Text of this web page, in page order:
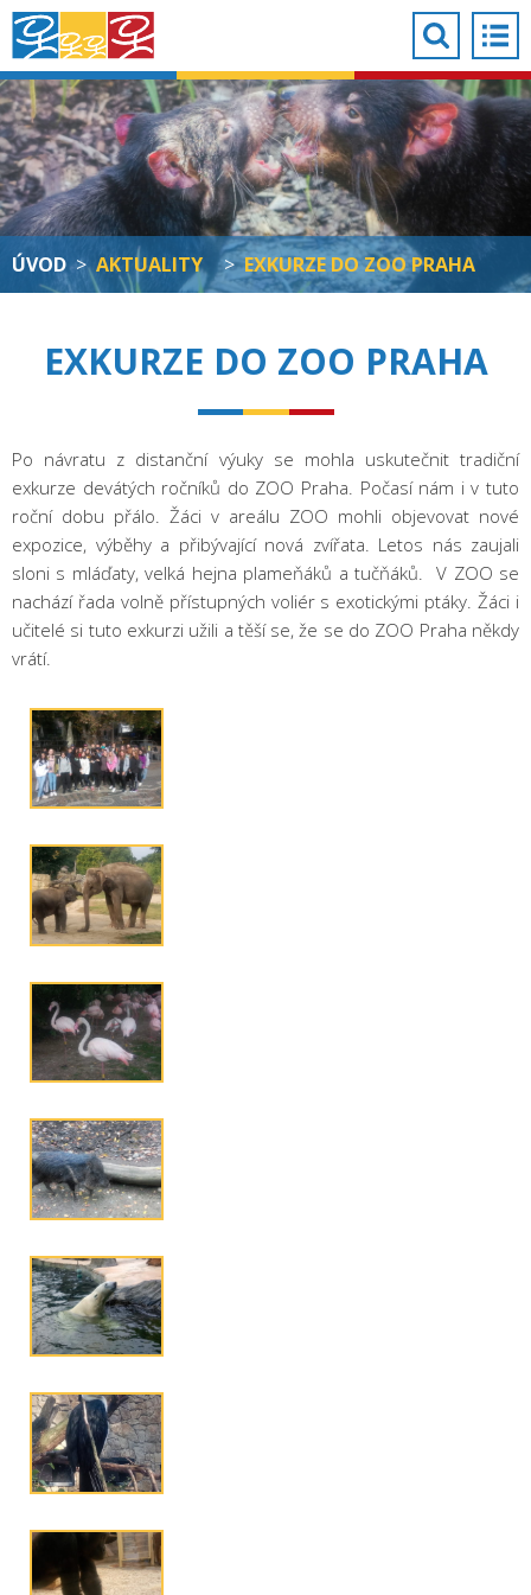
ÚVOD > AKTUALITY > EXKURZE DO ZOO PRAHA
EXKURZE DO ZOO PRAHA
Po návratu z distanční výuky se mohla uskutečnit tradiční
exkurze devátých ročníků do ZOO Praha. Počasí nám i v tuto
roční dobu přálo. Žáci v areálu ZOO mohli objevovat nové
expozice, výběhy a přibývající nová zvířata. Letos nás zaujali
sloni s mláďaty, velká hejna plameňáků a tučňáků. V ZOO se
nachází řada volně přístupných voliér s exotickými ptáky. Žáci i
učitelé si tuto exkurzi užili a těší se, že se do ZOO Praha někdy
vrátí.